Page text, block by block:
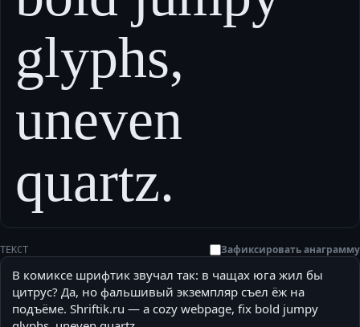
glyphs,
uneven
quartz.
ТЕКСТ Зафиксировать анаграмму